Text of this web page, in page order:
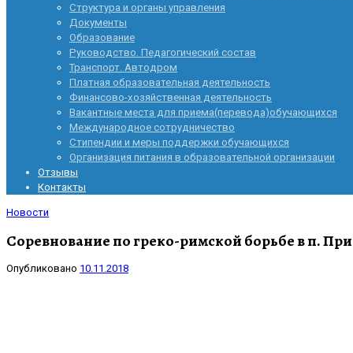
Структура и органы управления
Документы
Образование
Руководство. Педагогический состав
Транспорт. Автодром
Платная образовательная деятельность
Финансово-хозяйственная деятельность
Вакантные места для приема(перевода)обучающихся
Международное сотрудничество
Стипендии и меры поддержки обучающихся
Организация питания в образовательной организации
Отзывы
Контакты
Новости
Соревнование по греко-римской борьбе в п.
Опубликовано 10.11.2018